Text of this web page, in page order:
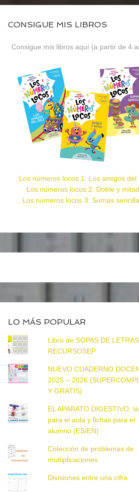
CONSIGUE MIS LIBROS
Consigue mis libros aquí (a partir de 4
Los números locos 1: Los amigos del
Los números locos 2: Doble y mitad
Los números locos 3: Sumas
LO MÁS POPULAR
Libro de SOPAS DE
RECURSOSEP
NUEVO CUADERNO
2025 – 2026
Y GRATIS)
EL APARATO DIGESTIVO:
para el aula y fichas para el
alumno (ES/EN)
Colección de problemas de
multiplicaciones
Divisiones entre una cifra